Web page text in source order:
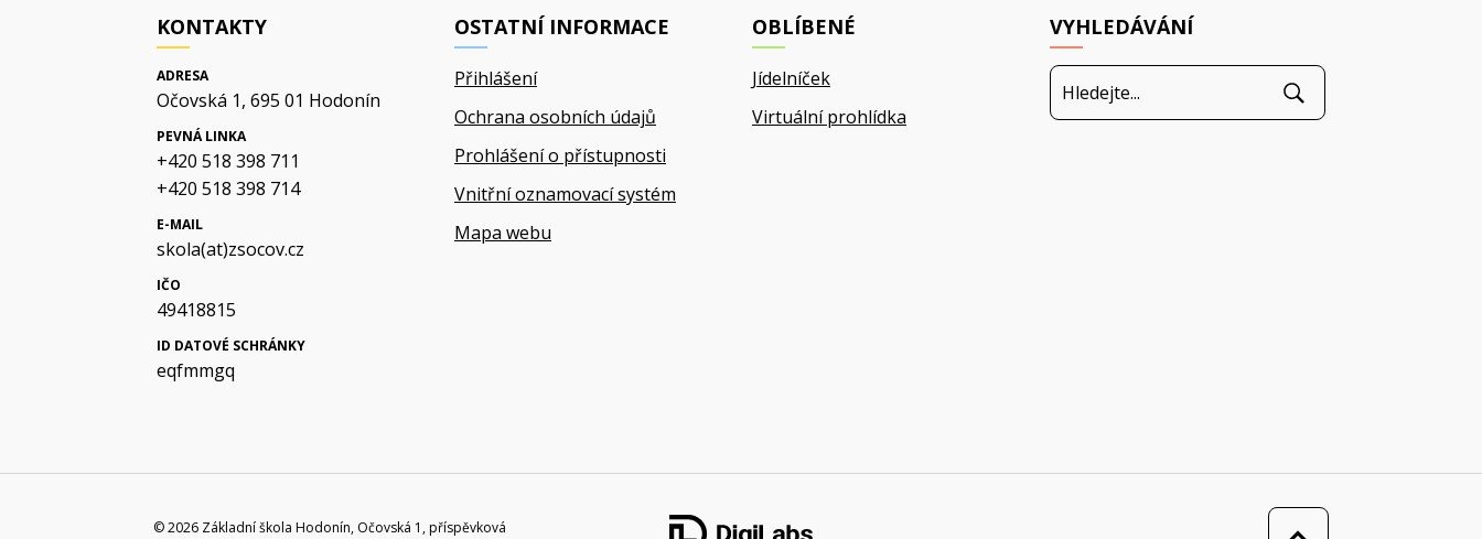
KONTAKTY
ADRESA
Očovská 1, 695 01 Hodonín
PEVNÁ LINKA
+420 518 398 711
+420 518 398 714
E-MAIL
skola(at)zsocov.cz
IČO
49418815
ID DATOVÉ SCHRÁNKY
eqfmmgq
OSTATNÍ INFORMACE
Přihlášení
Ochrana osobních údajů
Prohlášení o přístupnosti
Vnitřní oznamovací systém
Mapa webu
OBLÍBENÉ
Jídelníček
Virtuální prohlídka
VYHLEDÁVÁNÍ
© 2026 Základní škola Hodonín, Očovská 1, příspěvková